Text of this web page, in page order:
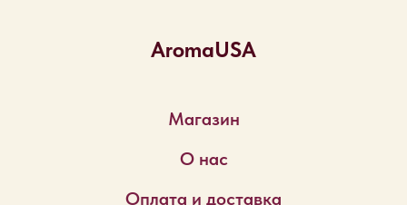
AromaUSA
Магазин
О нас
Оплата и доставка